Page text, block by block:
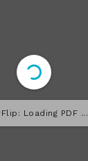
Loading PDF 26%